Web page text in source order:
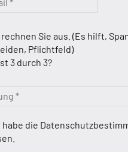
Sie aus. (Es hilft,
Pflichtfeld)
3 durch 3?
habe die